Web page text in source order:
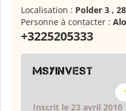
Localisation : Polder 3 ,
Personne à contacter :
+3225205333
msyinvest
Inscrit le 23 avril 2010